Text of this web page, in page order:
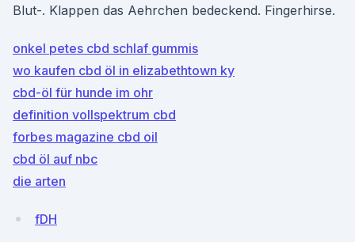
Blut-. Klappen das Aehrchen bedeckend. Fingerhirse.
onkel petes cbd schlaf gummis
wo kaufen cbd öl in elizabethtown ky
cbd-öl für hunde im ohr
definition vollspektrum cbd
forbes magazine cbd oil
cbd öl auf nbc
die arten
fDH